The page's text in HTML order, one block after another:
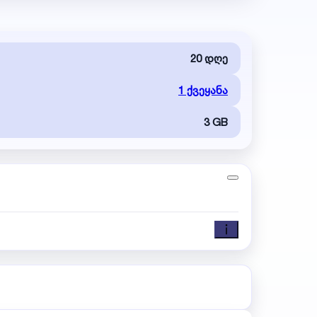
20 დღე
1 ქვეყანა
3 GB